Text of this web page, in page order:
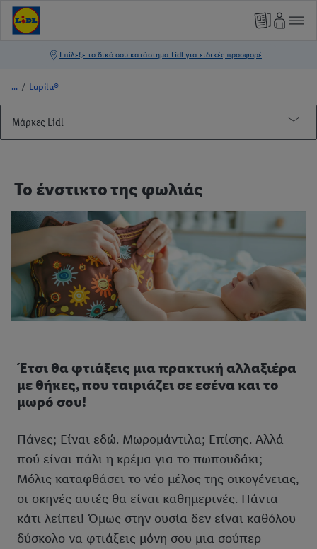
/ Lupilu®
Μάρκες Lidl
DIY κατασκευές
Άνετος ύπνος
Το ένστικτο της φωλιάς
Έτσι θα φτιάξεις μια πρακτική αλλαξιέρα
με θήκες, που ταιριάζει σε εσένα και το
μωρό σου!
Πάνες; Είναι εδώ. Μωρομάντιλα; Επίσης. Αλλά
πού είναι πάλι η κρέμα για το πωπουδάκι;
Μόλις καταφθάσει το νέο μέλος της οικογένειας,
οι σκηνές αυτές θα είναι καθημερινές. Πάντα
κάτι λείπει! Όμως στην ουσία δεν είναι καθόλου
δύσκολο να φτιάξεις μόνη σου μια σούπερ